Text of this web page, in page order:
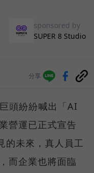
sponsored by
SUPER 8 Studio
分享
頭紛紛喊出「AI
營運已正式宣告
的未來，真人員工
而企業也將面臨